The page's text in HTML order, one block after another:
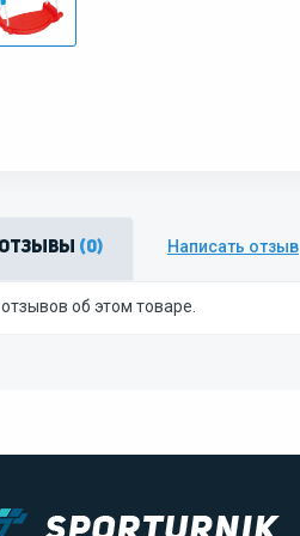
Отзывы (0) Написать отзыв
об этом товаре.